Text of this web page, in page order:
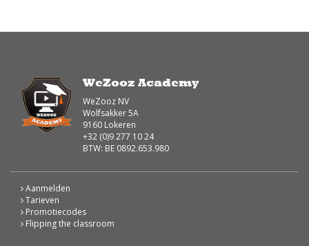
WeZooz Academy
WeZooz NV
Wolfsakker 5A
9160 Lokeren
+32 (0)9 277 10 24
BTW: BE 0892.653.980
Aanmelden
Tarieven
Promotiecodes
Flipping the classroom